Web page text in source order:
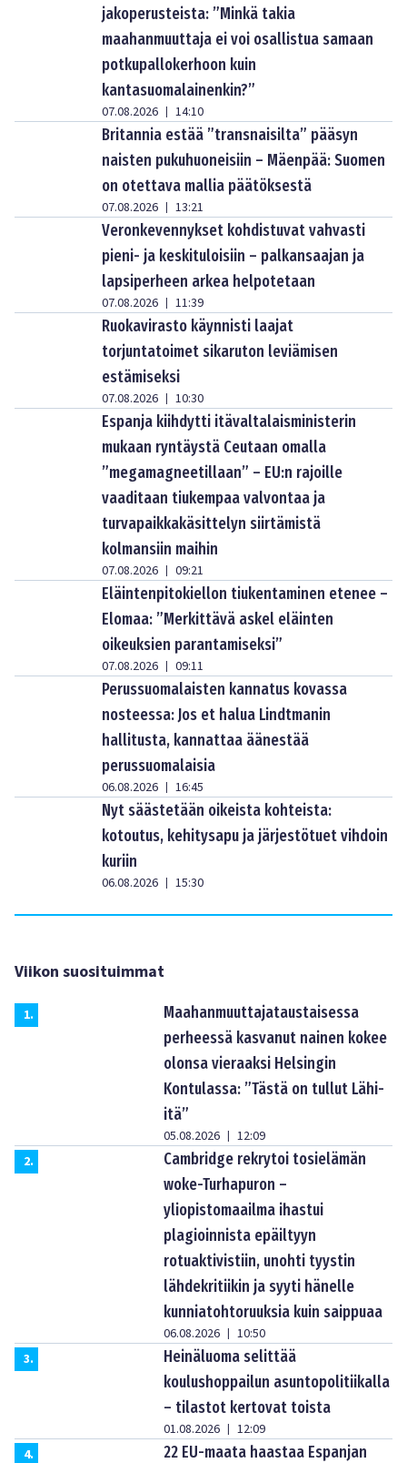
jakoperusteista: ”Minkä takia
maahanmuuttaja ei voi osallistua samaan
potkupallokerhoon kuin
kantasuomalainenkin?”
07.08.2026 14:10
Britannia estää ”transnaisilta” pääsyn
naisten pukuhuoneisiin – Mäenpää: Suomen
on otettava mallia päätöksestä
07.08.2026 13:21
Veronkevennykset kohdistuvat vahvasti
pieni- ja keskituloisiin – palkansaajan ja
lapsiperheen arkea helpotetaan
07.08.2026 11:39
Ruokavirasto käynnisti laajat
torjuntatoimet sikaruton leviämisen
estämiseksi
07.08.2026 10:30
Espanja kiihdytti itävaltalaisministerin
mukaan ryntäystä Ceutaan omalla
”megamagneetillaan” – EU:n rajoille
vaaditaan tiukempaa valvontaa ja
turvapaikkakäsittelyn siirtämistä
kolmansiin maihin
07.08.2026 09:21
Eläintenpitokiellon tiukentaminen etenee –
Elomaa: ”Merkittävä askel eläinten
oikeuksien parantamiseksi”
07.08.2026 09:11
Perussuomalaisten kannatus kovassa
nosteessa: Jos et halua Lindtmanin
hallitusta, kannattaa äänestää
perussuomalaisia
06.08.2026 16:45
Nyt säästetään oikeista kohteista:
kotoutus, kehitysapu ja järjestötuet vihdoin
kuriin
06.08.2026 15:30
Viikon suosituimmat
1.
Maahanmuuttajataustaisessa
perheessä kasvanut nainen kokee
olonsa vieraaksi Helsingin
Kontulassa: ”Tästä on tullut Lähi-
itä”
05.08.2026
12:09
2.
Cambridge rekrytoi tosielämän
woke-Turhapuron –
yliopistomaailma ihastui
plagioinnista epäiltyyn
rotuaktivistiin, unohti tyystin
lähdekritiikin ja syyti hänelle
kunniatohtoruuksia kuin saippuaa
06.08.2026
10:50
3.
Heinäluoma selittää
koulushoppailun asuntopolitiikalla
– tilastot kertovat toista
01.08.2026
12:09
4. 22 EU-maata haastaa Espanjan